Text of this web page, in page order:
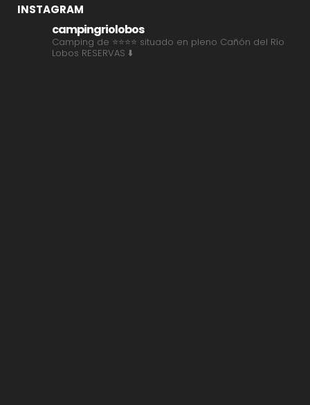
INSTAGRAM
campingriolobos
Camping de ⭐⭐⭐⭐ situado en pleno Cañón del Río
Lobos RESERVAS ⬇️